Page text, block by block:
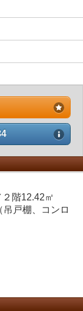
階12.42㎡
戸棚、コンロ